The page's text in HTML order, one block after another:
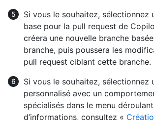
Si vous le souhaitez, sélectionnez
base pour la pull request de
créera une nouvelle branche
branche, puis poussera les
pull request ciblant cette branche.
Si vous le souhaitez, sélectionnez
personnalisé avec un
spécialisés dans le menu
d’informations, consultez «